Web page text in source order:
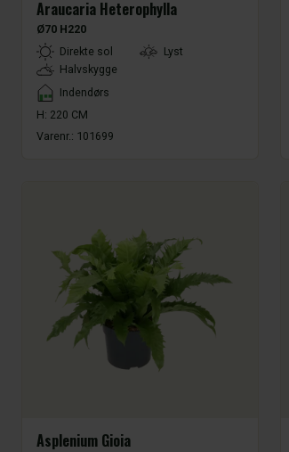
Araucaria Heterophylla
Ø70 H220
LightTypeDirekte sol
Lyst
Halvskygge
Placement
Indendørs
H: 220 CM
Varenr.: 101699
Asplenium Gioia